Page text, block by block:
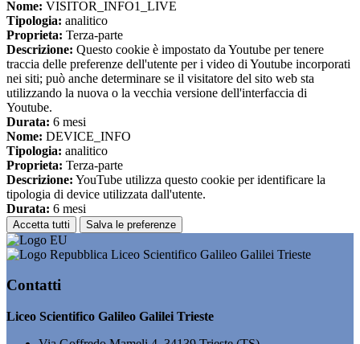
Nome: VISITOR_INFO1_LIVE
Tipologia: analitico
Proprieta: Terza-parte
Descrizione: Questo cookie è impostato da Youtube per tenere
traccia delle preferenze dell'utente per i video di Youtube incorporati
nei siti; può anche determinare se il visitatore del sito web sta
utilizzando la nuova o la vecchia versione dell'interfaccia di
Youtube.
Durata: 6 mesi
Nome: DEVICE_INFO
Tipologia: analitico
Proprieta: Terza-parte
Descrizione: YouTube utilizza questo cookie per identificare la
tipologia di device utilizzata dall'utente.
Durata: 6 mesi
Accetta tutti Salva le preferenze
Liceo Scientifico Galileo Galilei Trieste
Contatti
Liceo Scientifico Galileo Galilei Trieste